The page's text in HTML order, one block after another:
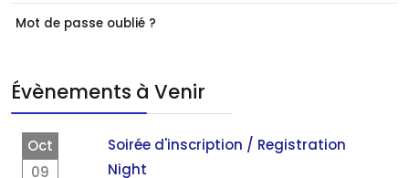
Mot de passe oublié ?
Évènements à Venir
Oct
09
Soirée d'inscription / Registration
Night